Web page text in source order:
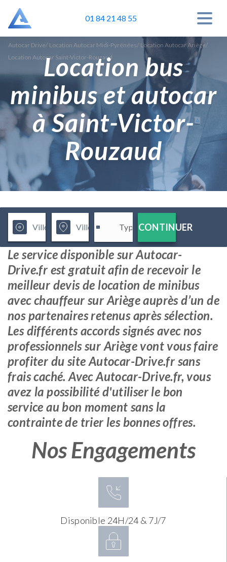
01 84 21 48 55
Autocar Drive/ Location Autocar Midi-Pyrénées/ Location Autocar Ariège/
Location Autocar Saint-Victor-Rouzaud
Location bus
minibus et autocar
à Saint-Victor-
Rouzaud
CONTINUER
Le service disponible sur Autocar-
Drive.fr est gratuit afin de recevoir le
meilleur devis de location de minibus
avec chauffeur sur Ariège auprès d’un de
nos partenaires retenus après sélection.
Les différents accords signés avec nos
professionnels sur Ariège vont vous faire
profiter du site Autocar-Drive.fr sans
frais caché. Avec Autocar-Drive.fr, vous
avez la possibilité d'utiliser le bon
service au bon moment sans la
contrainte de trier les bonnes offres.
Nos Engagements
Disponible 24H/24 & 7J/7